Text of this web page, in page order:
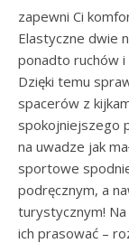
zapewni Ci
Elastyczne dwie
ponadto ruchów i
Dzięki temu
spacerów z
spokojniejszego
na uwadze jak
sportowe
podręcznym, a
turystycznym!
ich prasować –